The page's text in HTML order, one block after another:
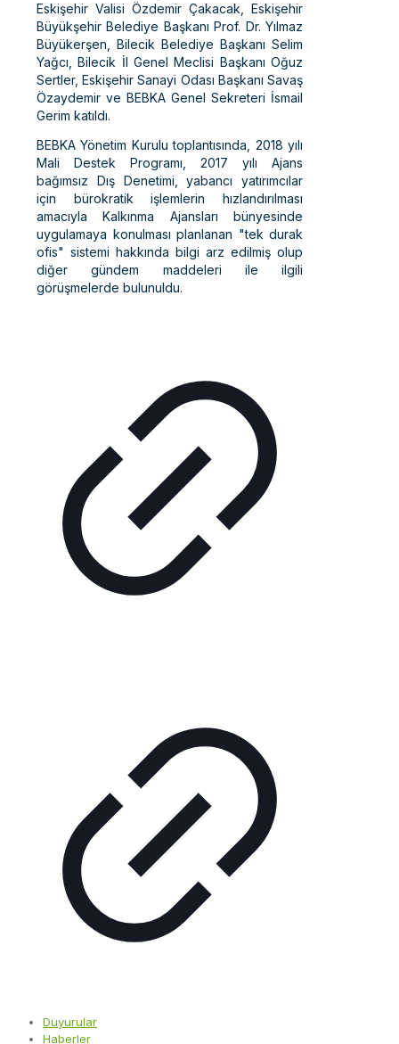
Eskişehir Valisi Özdemir Çakacak, Eskişehir
Büyükşehir Belediye Başkanı Prof. Dr. Yılmaz
Büyükerşen, Bilecik Belediye Başkanı Selim
Yağcı, Bilecik İl Genel Meclisi Başkanı Oğuz
Sertler, Eskişehir Sanayi Odası Başkanı Savaş
Özaydemir ve BEBKA Genel Sekreteri İsmail
Gerim katıldı.
BEBKA Yönetim Kurulu toplantısında, 2018 yılı
Mali Destek Programı, 2017 yılı Ajans
bağımsız Dış Denetimi, yabancı yatırımcılar
için bürokratik işlemlerin hızlandırılması
amacıyla Kalkınma Ajansları bünyesinde
uygulamaya konulması planlanan "tek durak
ofis" sistemi hakkında bilgi arz edilmiş olup
diğer gündem maddeleri ile ilgili
görüşmelerde bulunuldu.
Duyurular
Haberler